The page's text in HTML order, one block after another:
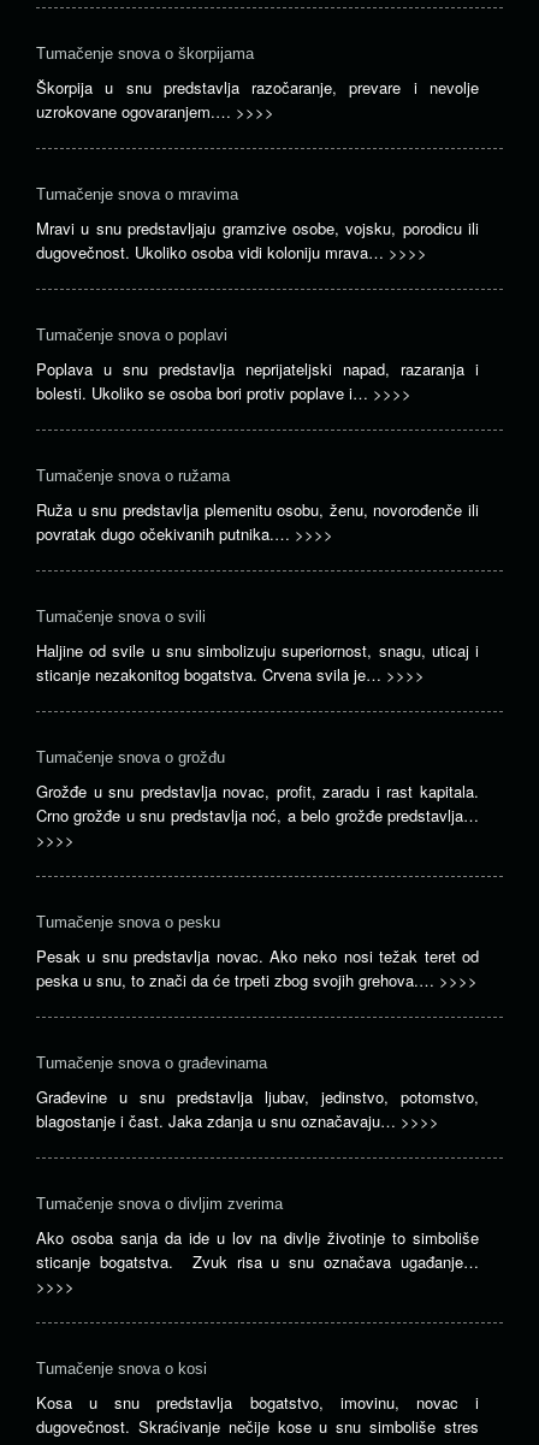
Tumačenje snova o škorpijama
Škorpija u snu predstavlja razočaranje, prevare i nevolje
uzrokovane ogovaranjem.… >>>>
Tumačenje snova o mravima
Mravi u snu predstavljaju gramzive osobe, vojsku, porodicu ili
dugovečnost. Ukoliko osoba vidi koloniju mrava… >>>>
Tumačenje snova o poplavi
Poplava u snu predstavlja neprijateljski napad, razaranja i
bolesti. Ukoliko se osoba bori protiv poplave i… >>>>
Tumačenje snova o ružama
Ruža u snu predstavlja plemenitu osobu, ženu, novorođenče ili
povratak dugo očekivanih putnika.… >>>>
Tumačenje snova o svili
Haljine od svile u snu simbolizuju superiornost, snagu, uticaj i
sticanje nezakonitog bogatstva. Crvena svila je… >>>>
Tumačenje snova o grožđu
Grožđe u snu predstavlja novac, profit, zaradu i rast kapitala.
Crno grožđe u snu predstavlja noć, a belo grožđe predstavlja…
>>>>
Tumačenje snova o pesku
Pesak u snu predstavlja novac. Ako neko nosi težak teret od
peska u snu, to znači da će trpeti zbog svojih grehova.… >>>>
Tumačenje snova o građevinama
Građevine u snu predstavlja ljubav, jedinstvo, potomstvo,
blagostanje i čast. Jaka zdanja u snu označavaju… >>>>
Tumačenje snova o divljim zverima
Ako osoba sanja da ide u lov na divlje životinje to simboliše
sticanje bogatstva. Zvuk risa u snu označava ugađanje…
>>>>
Tumačenje snova o kosi
Kosa u snu predstavlja bogatstvo, imovinu, novac i
dugovečnost. Skraćivanje nečije kose u snu simboliše stres